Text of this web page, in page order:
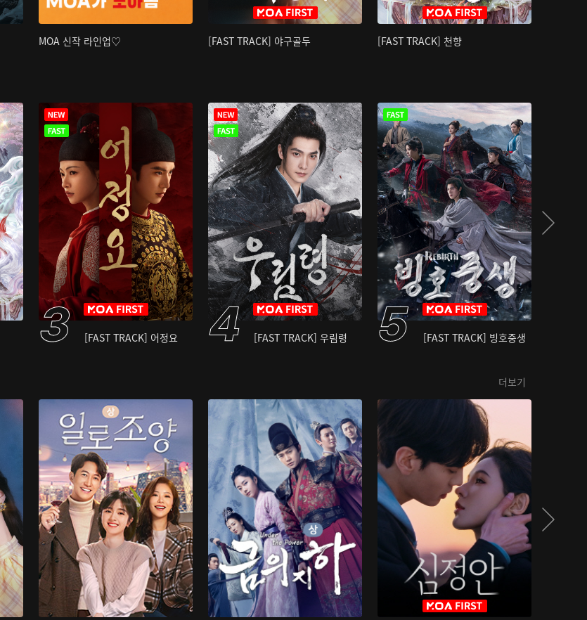
MOA 신작 라인업♡ [FAST TRACK] 야구골두 [FAST TRACK] 천향
[FAST TRACK] 어정요 [FAST TRACK] 우림령 [FAST TRACK] 빙호중생
더보기